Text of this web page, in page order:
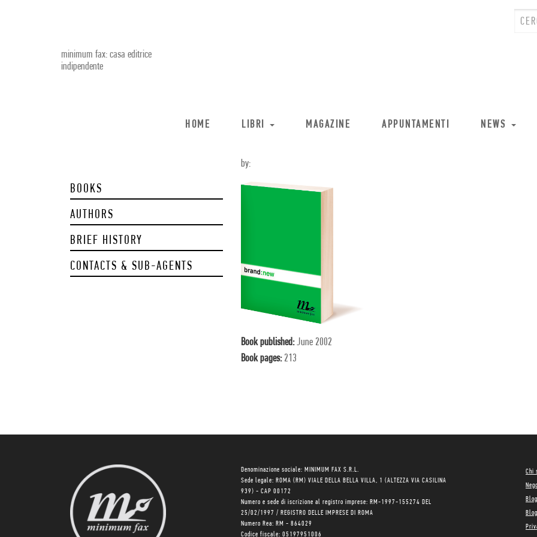
minimum fax: casa editrice
indipendente
HOME LIBRI MAGAZINE APPUNTAMENTI NEWS
BOOKS
AUTHORS
BRIEF HISTORY
CONTACTS & SUB-AGENTS
by:
Book published:June 2002
Book pages: 213
Denominazione sociale: MINIMUM FAX S.R.L.
Sede legale: ROMA (RM) VIALE DELLA BELLA VILLA, 1 (ALTEZZA VIA CASILINA
939) - CAP 00172
Numero e sede di iscrizione al registro imprese: RM-1997-155274 DEL
25/02/1997 / REGISTRO DELLE IMPRESE DI ROMA
Numero Rea: RM - 864029
Codice fiscale: 05197951006
Chi